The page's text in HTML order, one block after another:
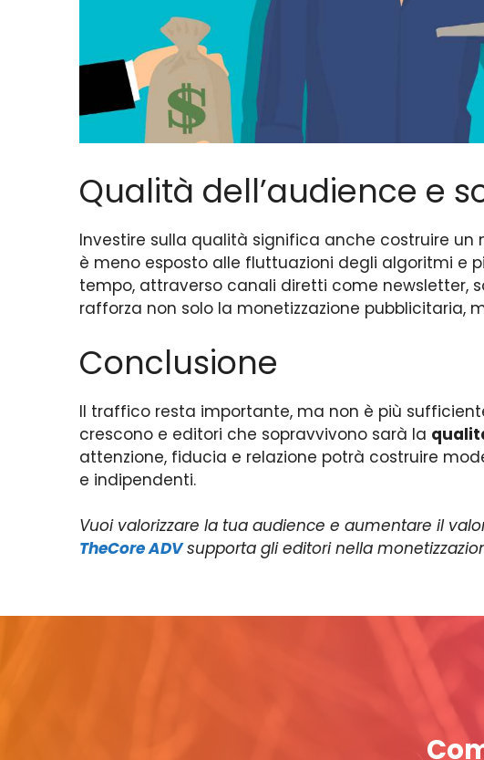
Qualità dell’audience e
Investire sulla qualità significa anche costruire un
è meno esposto alle fluttuazioni degli algoritmi e
tempo, attraverso canali diretti come newsletter,
rafforza non solo la monetizzazione pubblicitaria,
Conclusione
Il traffico resta importante, ma non è più
crescono e editori che sopravvivono sarà la
attenzione, fiducia e relazione potrà costruire
e indipendenti.
Vuoi valorizzare la tua audience e aumentare il
TheCore ADV supporta gli editori nella